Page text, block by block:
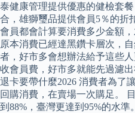
泰健康管理提供優惠的健檢套
合，雄獅璽品提供會員5％的折
會員都會計算要消費多少金額
原本消費已經達黑鑽卡層次，
者，好市多會想辦法給予這些
收會員費，好市多就能先過濾
退卡要帶什麼2026 消費者為了
回購消費，在賣場一次購足。
到88%，臺灣更達到95%的水準。